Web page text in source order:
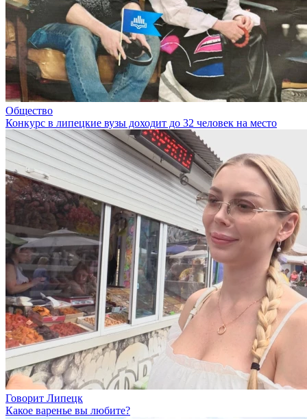
Общество
Конкурс в липецкие вузы доходит до 32 человек на место
Говорит Липецк
Какое варенье вы любите?